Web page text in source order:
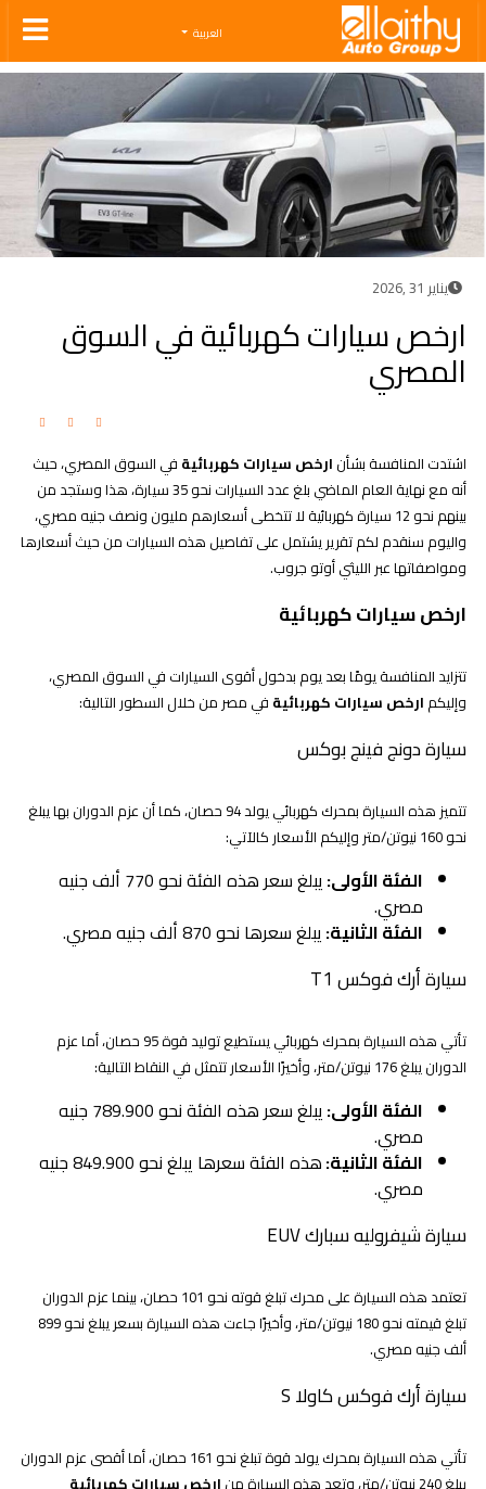
Ellaithy Auto Group
العربية
يناير 31 ,2026
ارخص سيارات كهربائية في السوق
المصري
اشتدت المنافسة بشأن ارخص سيارات كهربائية في السوق المصري، حيث
أنه مع نهاية العام الماضي بلغ عدد السيارات نحو 35 سيارة، هذا وستجد من
بينهم نحو 12 سيارة كهربائية لا تتخطى أسعارهم مليون ونصف جنيه مصري،
واليوم سنقدم لكم تقرير يشتمل على تفاصيل هذه السيارات من حيث أسعارها
ومواصفاتها عبر الليثي أوتو جروب.
ارخص سيارات كهربائية
تتزايد المنافسة يومًا بعد يوم بدخول أقوى السيارات في السوق المصري،
وإليكم ارخص سيارات كهربائية في مصر من خلال السطور التالية:
سيارة دونج فينج بوكس
تتميز هذه السيارة بمحرك كهربائي يولد 94 حصان، كما أن عزم الدوران بها يبلغ
نحو 160 نيوتن/متر وإليكم الأسعار كالآتي:
الفئة الأولى:
يبلغ سعر هذه الفئة نحو 770 ألف جنيه
مصري.
الفئة الثانية: يبلغ سعرها نحو 870 ألف جنيه مصري.
سيارة أرك فوكس T1
تأتي هذه السيارة بمحرك كهربائي يستطيع توليد قوة 95 حصان، أما عزم
الدوران يبلغ 176 نيوتن/متر، وأخيرًا الأسعار تتمثل في النقاط التالية:
الفئة الأولى:
يبلغ سعر هذه الفئة نحو 789.900 جنيه
مصري.
الفئة الثانية:
هذه الفئة سعرها يبلغ نحو 849.900 جنيه
مصري.
سيارة شيفروليه سبارك EUV
تعتمد هذه السيارة على محرك تبلغ قوته نحو 101 حصان، بينما عزم الدوران
تبلغ قيمته نحو 180 نيوتن/متر، وأخيرًا جاءت هذه السيارة بسعر يبلغ نحو 899
ألف جنيه مصري.
سيارة أرك فوكس كاولا S
تأتي هذه السيارة بمحرك يولد قوة تبلغ نحو 161 حصان، أما أقصى عزم الدوران
يبلغ 240 نيوتن/متر، وتعد هذه السيارة من
ارخص سيارات كهربائية